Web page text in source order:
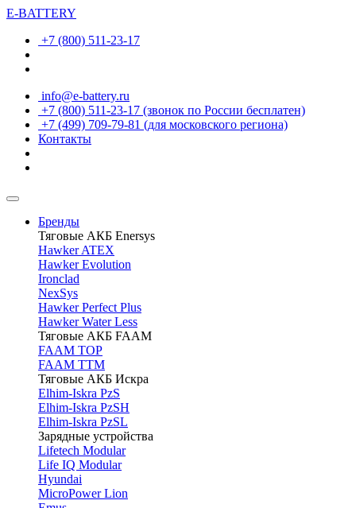
E-BATTERY
+7 (800) 511-23-17
info@e-battery.ru
+7 (800) 511-23-17 (звонок по России бесплатен)
+7 (499) 709-79-81 (для московского региона)
Контакты
Бренды
Тяговые АКБ Enersys
Hawker ATEX
Hawker Evolution
Ironclad
NexSys
Hawker Perfect Plus
Hawker Water Less
Тяговые АКБ FAAM
FAAM TOP
FAAM TTM
Тяговые АКБ Искра
Elhim-Iskra PzS
Elhim-Iskra PzSH
Elhim-Iskra PzSL
Зарядные устройства
Lifetech Modular
Life IQ Modular
Hyundai
MicroPower Lion